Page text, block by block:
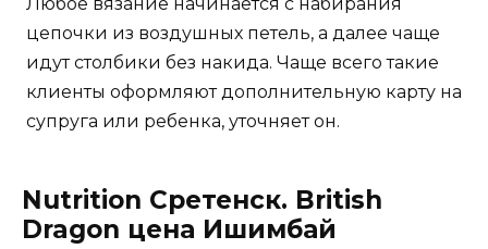
цепочки из воздушных петель, а далее чаще
идут столбики без накида. Чаще всего такие
клиенты оформляют дополнительную карту на
супруга или ребенка, уточняет он.
Nutrition Сретенск. British
Dragon цена Ишимбай